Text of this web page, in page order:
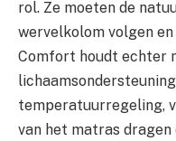
rol. Ze moeten de
wervelkolom volgen
Comfort houdt echter
temperatuurregeling,
van het matras dragen